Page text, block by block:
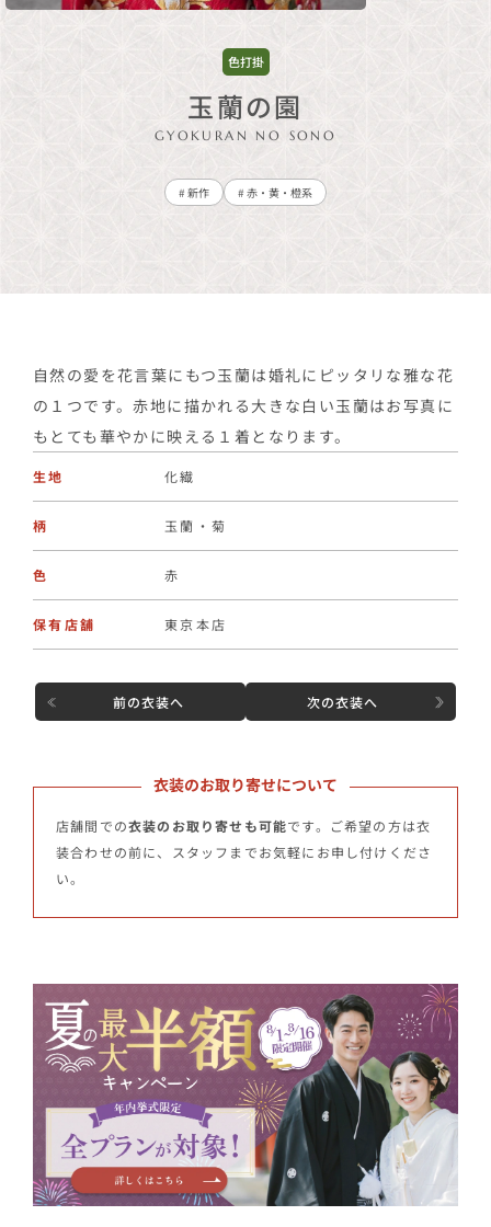
色打掛
玉蘭の園
GYOKURAN NO SONO
# 新作 # 赤・黄・橙系
自然の愛を花言葉にもつ玉蘭は婚礼にピッタリな雅な花
の１つです。赤地に描かれる大きな白い玉蘭はお写真に
もとても華やかに映える１着となります。
生地 化繊
柄 玉蘭・菊
色 赤
保有店舗 東京本店
前の衣装へ 次の衣装へ
衣装のお取り寄せについて
店舗間での衣装のお取り寄せも可能です。ご希望の方は衣
装合わせの前に、スタッフまでお気軽にお申し付けくださ
い。